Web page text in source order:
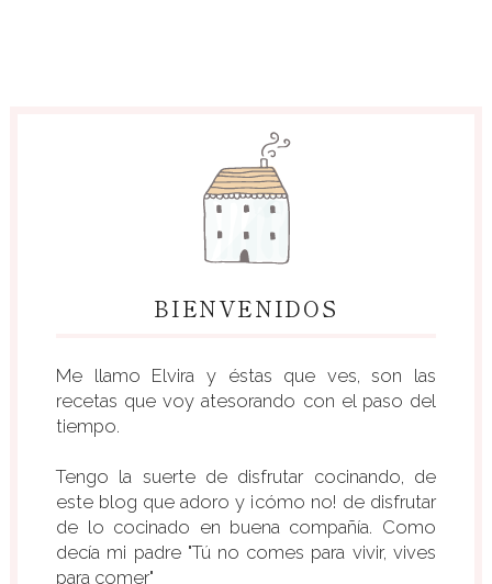
BIENVENIDOS
Me llamo Elvira y éstas que ves, son las
recetas que voy atesorando con el paso del
tiempo.
Tengo la suerte de disfrutar cocinando, de
este blog que adoro y ¡cómo no! de disfrutar
de lo cocinado en buena compañía. Como
decía mi padre "Tú no comes para vivir, vives
para comer"